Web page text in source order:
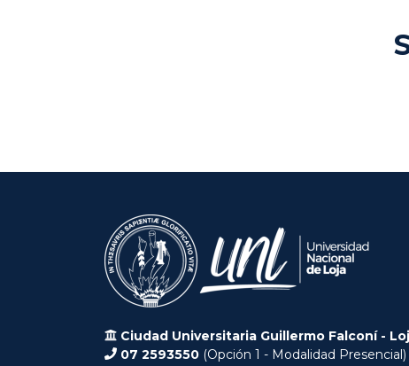
Ciudad Universitaria Guillermo Falconí -
07 2593550 (Opción 1 - Modalidad Presencial)